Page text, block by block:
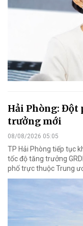
Hải Phòng: Đột
trưởng mới
08/08/2026 05:05
TP Hải Phòng tiếp tục
tốc độ tăng trưởng
phố trực thuộc Trung